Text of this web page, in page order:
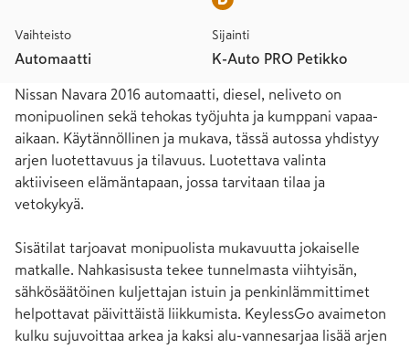
Vaihteisto
Automaatti
Sijainti
K-Auto PRO Petikko
Nissan Navara 2016 automaatti, diesel, neliveto on
monipuolinen sekä tehokas työjuhta ja kumppani vapaa-
aikaan. Käytännöllinen ja mukava, tässä autossa yhdistyy
arjen luotettavuus ja tilavuus. Luotettava valinta
aktiiviseen elämäntapaan, jossa tarvitaan tilaa ja
vetokykyä.
Sisätilat tarjoavat monipuolista mukavuutta jokaiselle
matkalle. Nahkasisusta tekee tunnelmasta viihtyisän,
sähkösäätöinen kuljettajan istuin ja penkinlämmittimet
helpottavat päivittäistä liikkumista. KeylessGo avaimeton
kulku sujuvoittaa arkea ja kaksi alu-vannesarjaa lisää arjen